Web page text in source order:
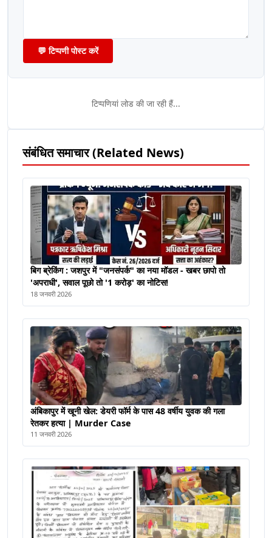
💬 टिप्पणी पोस्ट करें
टिप्पणियां लोड की जा रही हैं...
संबंधित समाचार (Related News)
बिग ब्रेकिंग : जशपुर में "जनसंपर्क" का नया मॉडल - खबर छापो तो
'अपराधी', सवाल पूछो तो '1 करोड़' का नोटिस!
18 जनवरी 2026
अंबिकापुर में खूनी खेल: डेयरी फॉर्म के पास 48 वर्षीय युवक की गला
रेतकर हत्या | Murder Case
11 जनवरी 2026